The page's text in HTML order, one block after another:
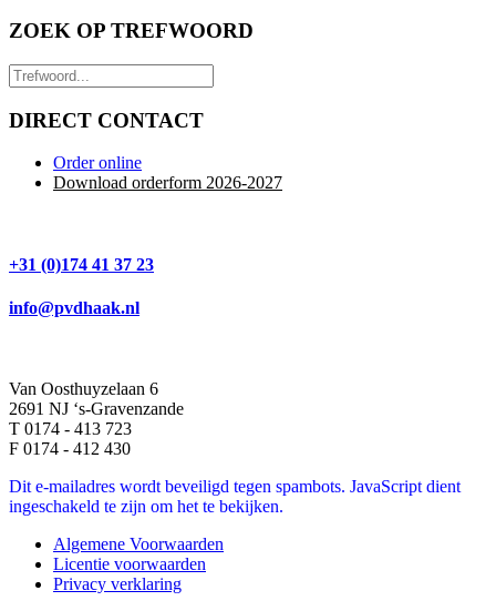
ZOEK OP TREFWOORD
DIRECT CONTACT
Order online
Download orderform 2026-2027
+31 (0)174 41 37 23
info@pvdhaak.nl
Van Oosthuyzelaan 6
2691 NJ ‘s-Gravenzande
T 0174 - 413 723
F 0174 - 412 430
Dit e-mailadres wordt beveiligd tegen spambots. JavaScript dient
ingeschakeld te zijn om het te bekijken.
Algemene Voorwaarden
Licentie voorwaarden
Privacy verklaring